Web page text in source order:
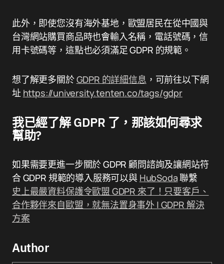
此外，即使您沒有海外基地，歐盟居民在從中國與
台灣網站購買商品時也會輸入名稱，電話號碼，信
用卡號碼等，這點也必須滿足 GDPR 的規範。
想了解更多關於GDPR 的詳細信息 ，可前往以下網
址 https://university.tenten.co/tags/gdpr
我已經了解 GDPR 了，那該如何尋求
幫助?
如果需要更進一步關於 GDPR 顧問諮詢及讓網站符
合 GDPR 規範的導入服務可以與 HubSoda聯繫
史上最嚴資料保護令歐盟 GDPR 來了！只要客戶、
合作夥伴來自歐盟，就無法置身事外 | GDPR 解決
方案
Author